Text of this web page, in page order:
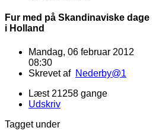
Fur med på Skandinaviske dage
i Holland
Mandag, 06 februar 2012
08:30
Skrevet af Nederby@1
Læst 21258 gange
Udskriv
Tagget under